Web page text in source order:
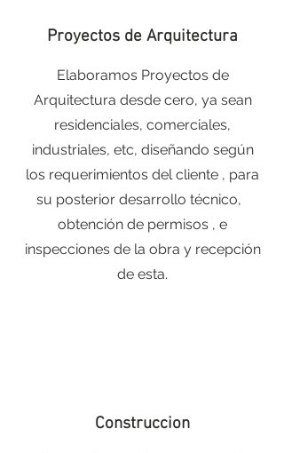
Proyectos de Arquitectura
Elaboramos Proyectos de
Arquitectura desde cero, ya sean
residenciales, comerciales,
industriales, etc, diseñando según
los requerimientos del cliente , para
su posterior desarrollo técnico,
obtención de permisos , e
inspecciones de la obra y recepción
de esta.
Construccion